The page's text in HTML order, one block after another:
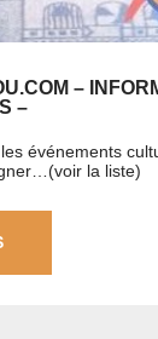
–
–
événements
la liste)